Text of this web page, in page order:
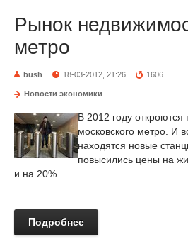
Рынок
метро
bush 18-03-2012, 21:26 1606
Новости экономики
В 2012 году откроются
московского метро. И
находятся новые
повысились цены на
и на 20%.
Подробнее